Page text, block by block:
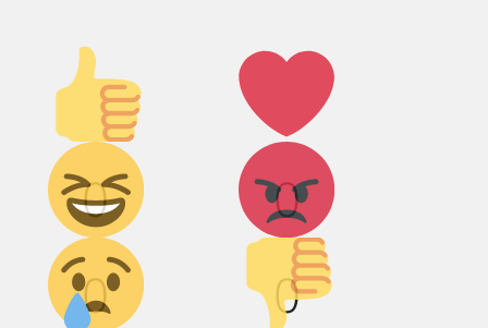
Палец
вверх!
0
Лайк!
0
Дикий
смех!
0
Агрессия!
0
Грусть :(
Палец
вниз!